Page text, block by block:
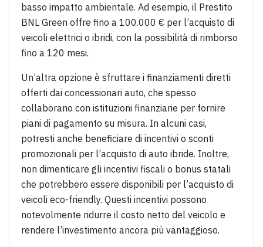
basso impatto ambientale. Ad esempio, il Prestito
BNL Green offre fino a 100.000 € per l’acquisto di
veicoli elettrici o ibridi, con la possibilità di rimborso
fino a 120 mesi.
Un’altra opzione è sfruttare i finanziamenti diretti
offerti dai concessionari auto, che spesso
collaborano con istituzioni finanziarie per fornire
piani di pagamento su misura. In alcuni casi,
potresti anche beneficiare di incentivi o sconti
promozionali per l’acquisto di auto ibride. Inoltre,
non dimenticare gli incentivi fiscali o bonus statali
che potrebbero essere disponibili per l’acquisto di
veicoli eco-friendly. Questi incentivi possono
notevolmente ridurre il costo netto del veicolo e
rendere l’investimento ancora più vantaggioso.